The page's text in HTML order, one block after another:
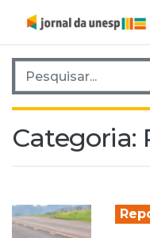
Pesquisar por:
Categoria: